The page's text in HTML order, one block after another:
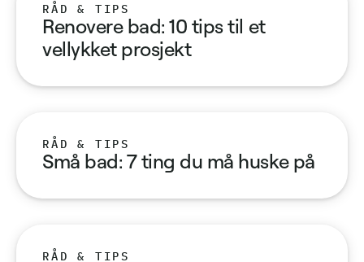
RÅD & TIPS
Renovere bad: 10 tips til et
vellykket prosjekt
RÅD & TIPS
Små bad: 7 ting du må huske på
RÅD & TIPS